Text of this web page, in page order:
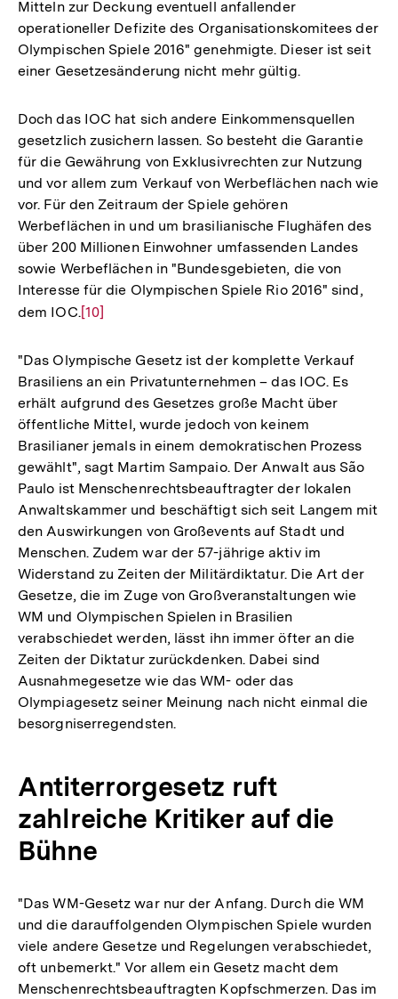
Fußnote
Mitteln zur Deckung eventuell anfallender
operationeller Defizite des Organisationskomitees der
Olympischen Spiele 2016" genehmigte. Dieser ist seit
einer Gesetzesänderung nicht mehr gültig.
Doch das IOC hat sich andere Einkommensquellen
gesetzlich zusichern lassen. So besteht die Garantie
für die Gewährung von Exklusivrechten zur Nutzung
und vor allem zum Verkauf von Werbeflächen nach wie
vor. Für den Zeitraum der Spiele gehören
Werbeflächen in und um brasilianische Flughäfen des
über 200 Millionen Einwohner umfassenden Landes
sowie Werbeflächen in "Bundesgebieten, die von
Interesse für die Olympischen Spiele Rio 2016" sind,
dem IOC.Zur
der
Fußnote
[10]
"Das Olympische Gesetz ist der komplette Verkauf
Brasiliens an ein Privatunternehmen – das IOC. Es
erhält aufgrund des Gesetzes große Macht über
öffentliche Mittel, wurde jedoch von keinem
Brasilianer jemals in einem demokratischen Prozess
gewählt", sagt Martim Sampaio. Der Anwalt aus São
Paulo ist Menschenrechtsbeauftragter der lokalen
Anwaltskammer und beschäftigt sich seit Langem mit
den Auswirkungen von Großevents auf Stadt und
Menschen. Zudem war der 57-jährige aktiv im
Widerstand zu Zeiten der Militärdiktatur. Die Art der
Gesetze, die im Zuge von Großveranstaltungen wie
WM und Olympischen Spielen in Brasilien
verabschiedet werden, lässt ihn immer öfter an die
Zeiten der Diktatur zurückdenken. Dabei sind
Ausnahmegesetze wie das WM- oder das
Olympiagesetz seiner Meinung nach nicht einmal die
besorgniserregendsten.
Antiterrorgesetz ruft
zahlreiche Kritiker auf die
Bühne
"Das WM-Gesetz war nur der Anfang. Durch die WM
und die darauffolgenden Olympischen Spiele wurden
viele andere Gesetze und Regelungen verabschiedet,
oft unbemerkt." Vor allem ein Gesetz macht dem
Menschenrechtsbeauftragten Kopfschmerzen. Das im